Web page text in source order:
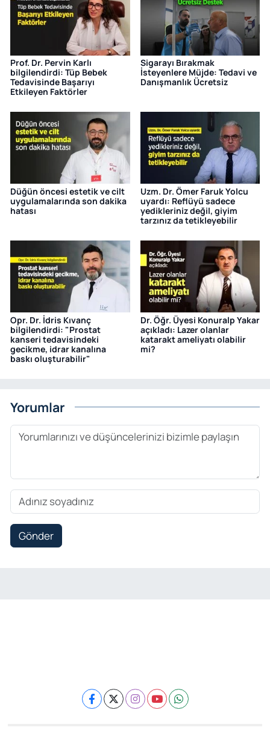
Prof. Dr. Pervin Karlı
bilgilendirdi: Tüp Bebek
Tedavisinde Başarıyı
Etkileyen Faktörler
Sigarayı Bırakmak
İsteyenlere Müjde: Tedavi ve
Danışmanlık Ücretsiz
Düğün öncesi estetik ve cilt
uygulamalarında son dakika
hatası
Uzm. Dr. Ömer Faruk Yolcu
uyardı: Reflüyü sadece
yedikleriniz değil, giyim
tarzınız da tetikleyebilir
Opr. Dr. İdris Kıvanç
bilgilendirdi: "Prostat
kanseri tedavisindeki
gecikme, idrar kanalına
baskı oluşturabilir"
Dr. Öğr. Üyesi Konuralp Yakar
açıkladı: Lazer olanlar
katarakt ameliyatı olabilir
mi?
Yorumlar
Gönder